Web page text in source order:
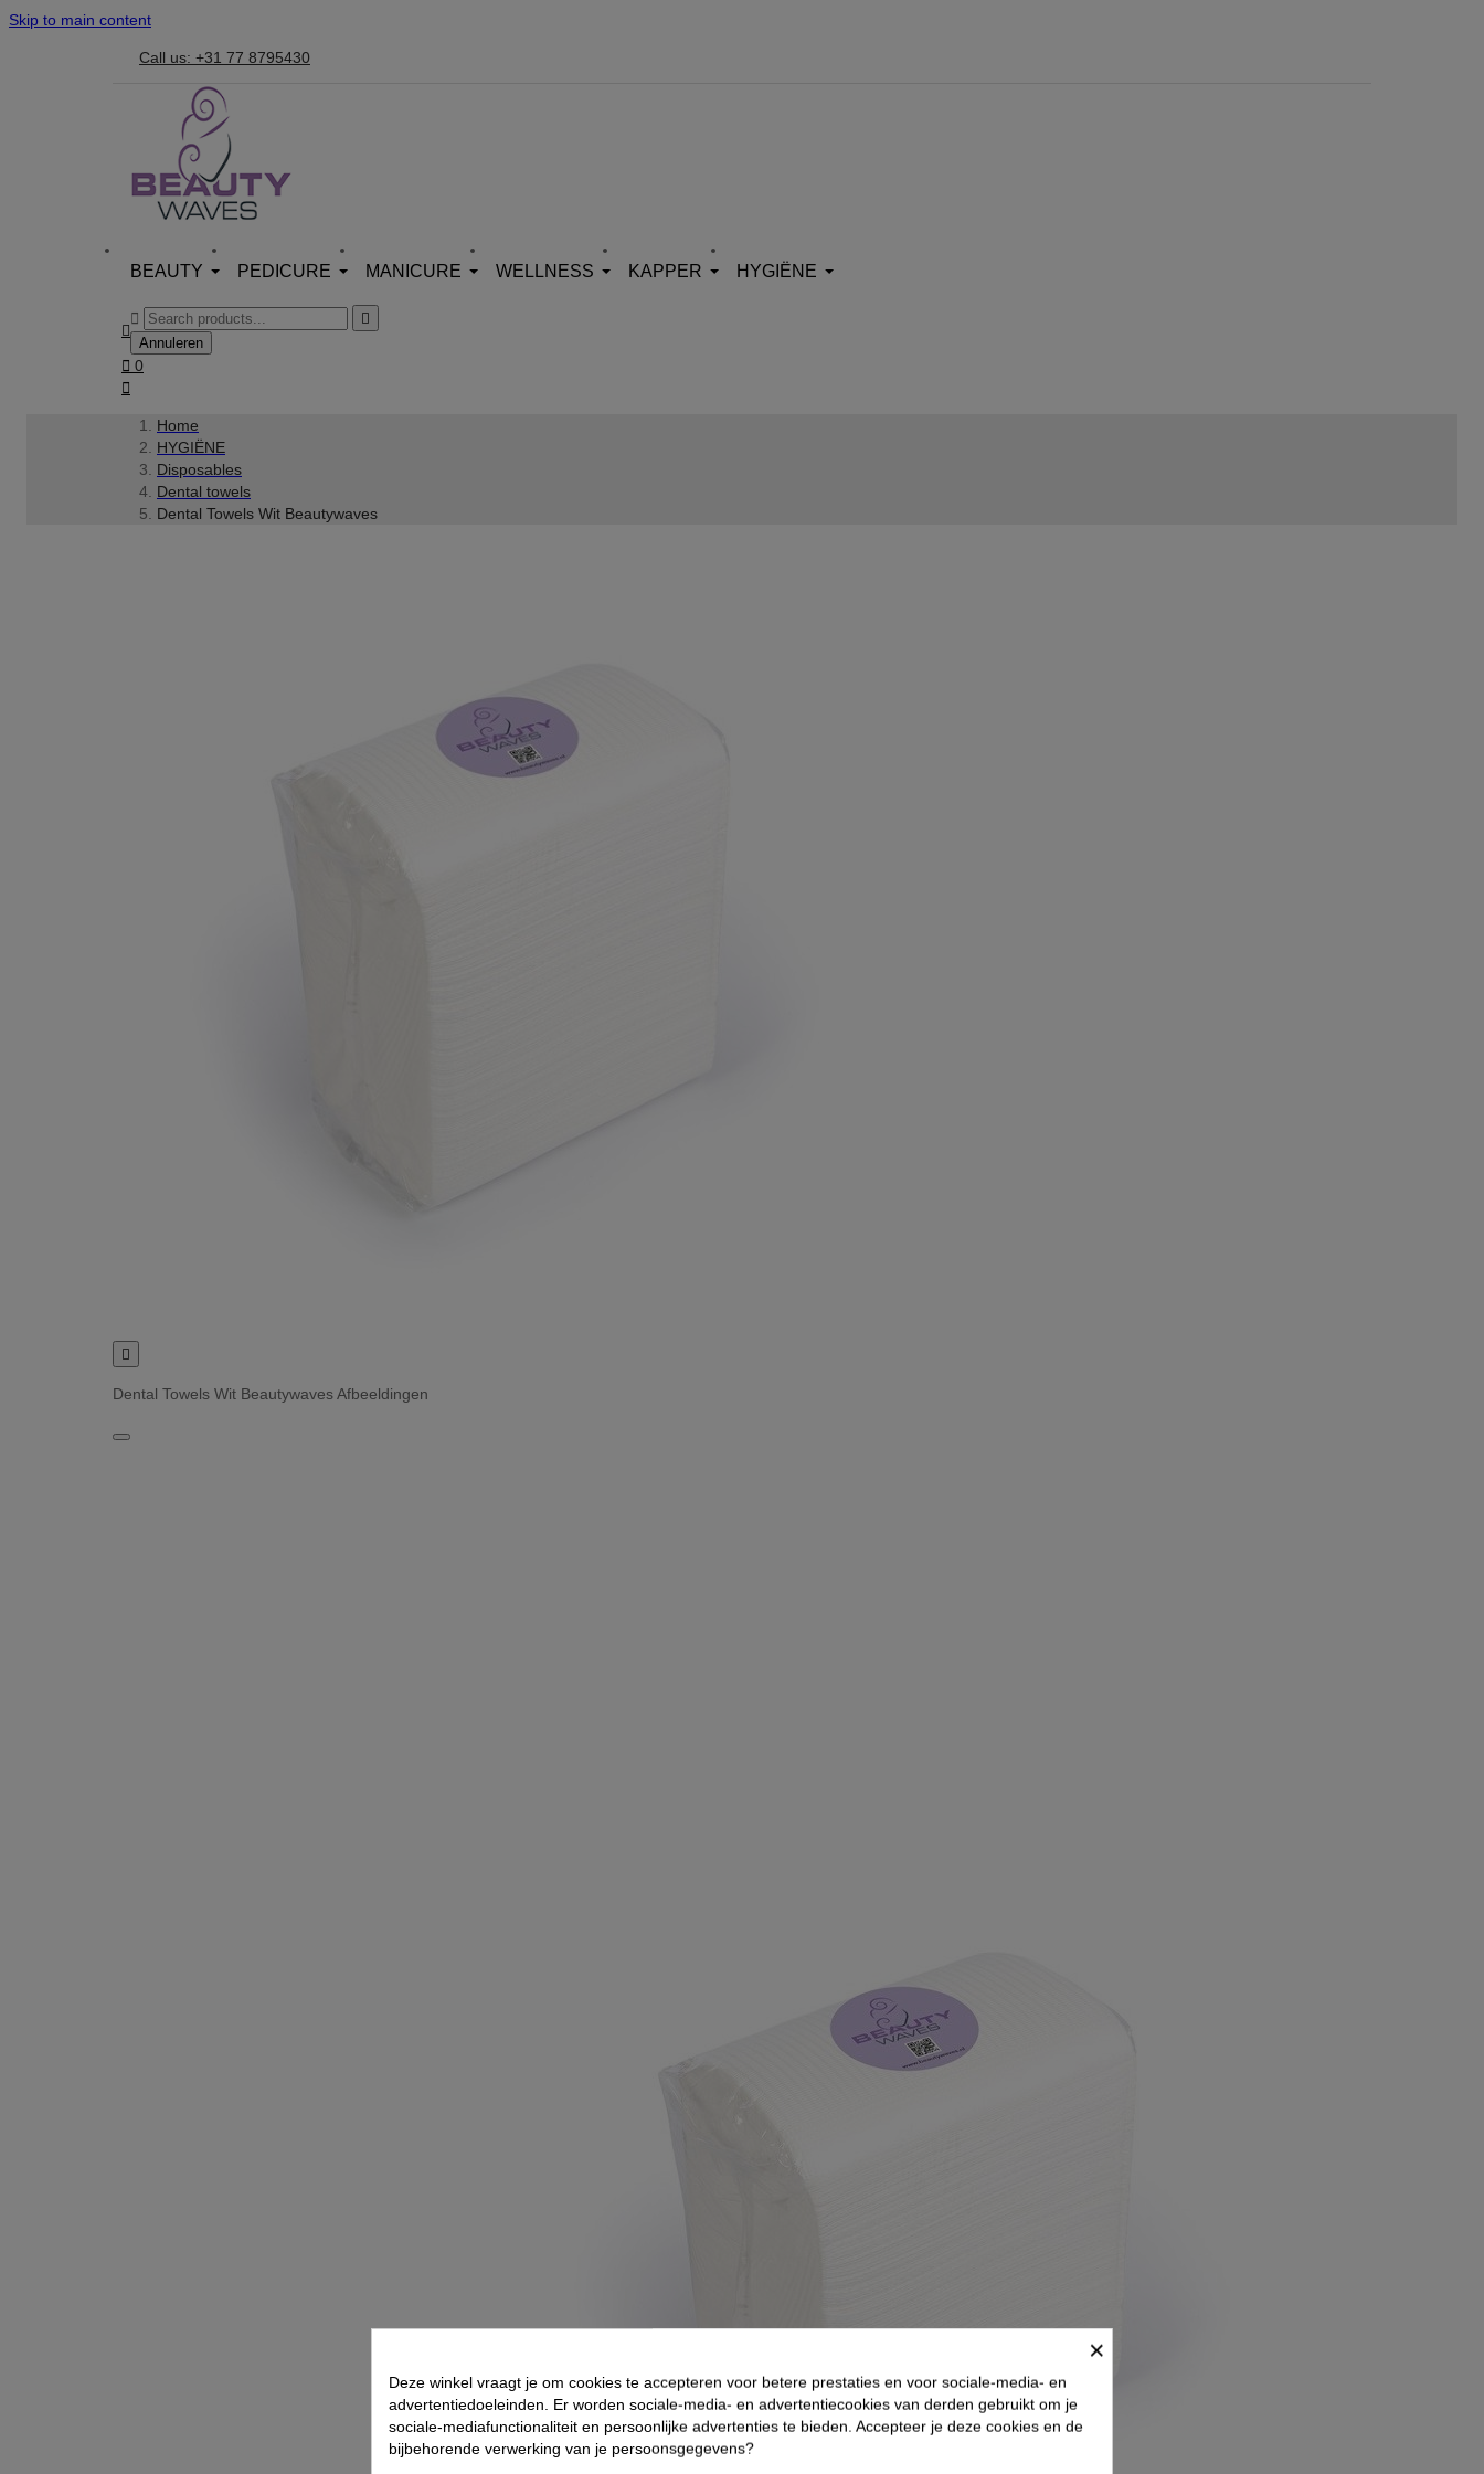
Skip to main content
Call us: +31 77 8795430
BEAUTY PEDICURE MANICURE WELLNESS KAPPER HYGIËNE



Annuleren
 0

Home
HYGIËNE
Disposables
Dental towels
Dental Towels Wit Beautywaves

Dental Towels Wit Beautywaves Afbeeldingen
×
Deze winkel vraagt je om cookies te accepteren voor betere prestaties en voor sociale-media- en
advertentiedoeleinden. Er worden sociale-media- en advertentiecookies van derden gebruikt om je
sociale-mediafunctionaliteit en persoonlijke advertenties te bieden. Accepteer je deze cookies en de
bijbehorende verwerking van je persoonsgegevens?